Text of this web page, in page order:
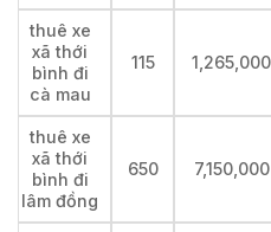
thuê xe
xã thới
bình đi
cà mau
115 1,265,000
thuê xe
xã thới
bình đi
lâm đồng
650 7,150,000